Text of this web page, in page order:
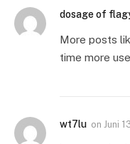
dosage of
More posts
time more
wt7lu on Juni